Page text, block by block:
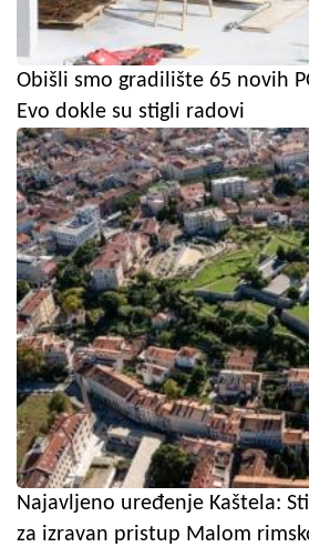
Obišli smo gradilište 65 novih
Evo dokle su stigli radovi
Najavljeno uređenje Kaštela:
za izravan pristup Malom